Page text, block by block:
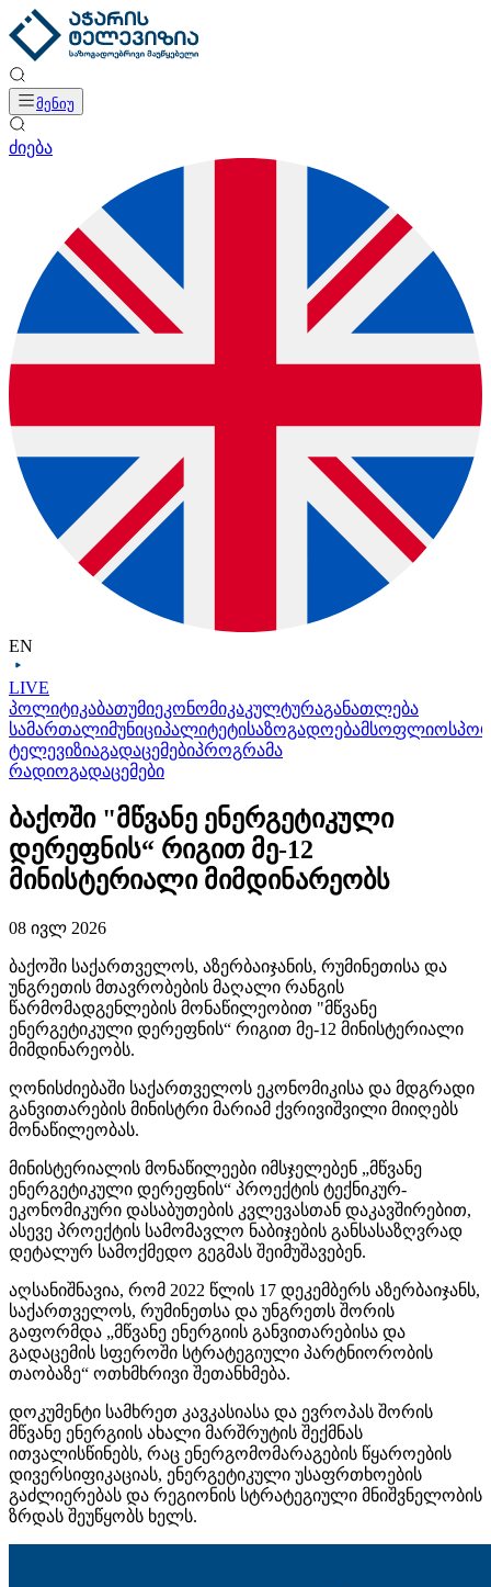
მენიუ
ძიება
EN
LIVE
პოლიტიკაბათუმიეკონომიკაკულტურაგანათლება
სამართალიმუნიციპალიტეტისაზოგადოებამსოფლიო
ტელევიზიაგადაცემებიპროგრამა
რადიოგადაცემები
ბაქოში "მწვანე ენერგეტიკული
დერეფნის“ რიგით მე-12
მინისტერიალი მიმდინარეობს
08 ივლ 2026
ბაქოში საქართველოს, აზერბაიჯანის, რუმინეთისა და
უნგრეთის მთავრობების მაღალი რანგის
წარმომადგენლების მონაწილეობით "მწვანე
ენერგეტიკული დერეფნის“ რიგით მე-12 მინისტერიალი
მიმდინარეობს.
ღონისძიებაში საქართველოს ეკონომიკისა და მდგრადი
განვითარების მინისტრი მარიამ ქვრივიშვილი მიიღებს
მონაწილეობას.
მინისტერიალის მონაწილეები იმსჯელებენ „მწვანე
ენერგეტიკული დერეფნის“ პროექტის ტექნიკურ-
ეკონომიკური დასაბუთების კვლევასთან დაკავშირებით,
ასევე პროექტის სამომავლო ნაბიჯების განსასაზღვრად
დეტალურ სამოქმედო გეგმას შეიმუშავებენ.
აღსანიშნავია, რომ 2022 წლის 17 დეკემბერს აზერბაიჯანს,
საქართველოს, რუმინეთსა და უნგრეთს შორის
გაფორმდა „მწვანე ენერგიის განვითარებისა და
გადაცემის სფეროში სტრატეგიული პარტნიორობის
თაობაზე“ ოთხმხრივი შეთანხმება.
დოკუმენტი სამხრეთ კავკასიასა და ევროპას შორის
მწვანე ენერგიის ახალი მარშრუტის შექმნას
ითვალისწინებს, რაც ენერგომომარაგების წყაროების
დივერსიფიკაციას, ენერგეტიკული უსაფრთხოების
გაძლიერებას და რეგიონის სტრატეგიული მნიშვნელობის
ზრდას შეუწყობს ხელს.